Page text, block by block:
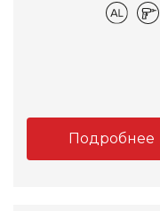
Подробнее